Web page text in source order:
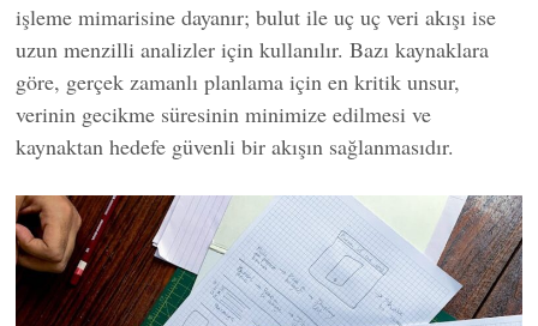
işleme mimarisine dayanır; bulut ile uç uç veri akışı ise
uzun menzilli analizler için kullanılır. Bazı kaynaklara
göre, gerçek zamanlı planlama için en kritik unsur,
verinin gecikme süresinin minimize edilmesi ve
kaynaktan hedefe güvenli bir akışın sağlanmasıdır.